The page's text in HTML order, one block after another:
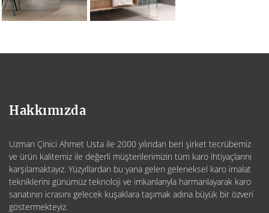
Hakkımızda
Uzman Çinici Ahmet Usta ile 2000 yılından beri şirket tecrübemiz
ve ürün kalitemiz ile değerli müşterilerimizin tüm karo ihtiyaçlarını
karşılamaktayız. Yüzyıllardan bu yana gelen geleneksel karo imalat
tekniklerini günümüz teknoloji ve imkanlarıyla harmanlayarak karo
sanatının icrasını gelecek kuşaklara taşımak adına büyük bir özveri
göstermekteyiz.